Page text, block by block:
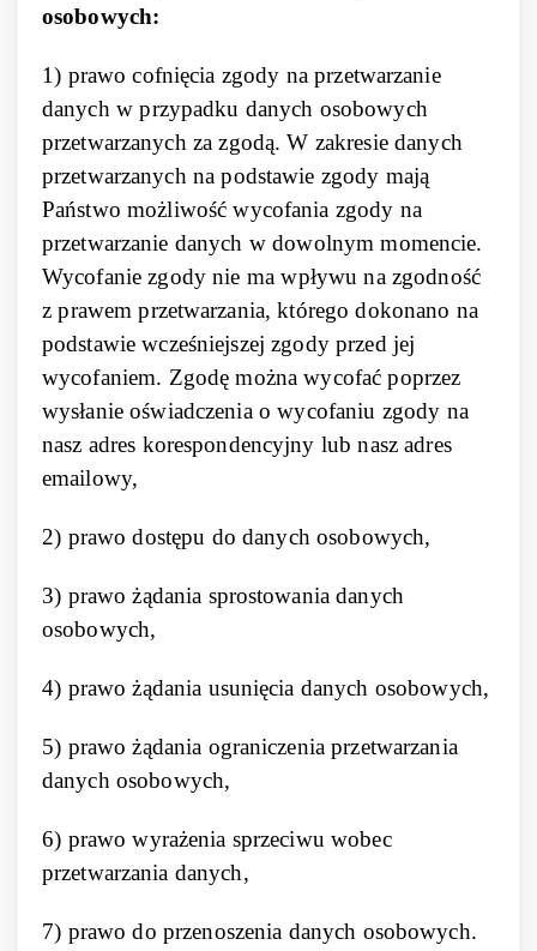
osobowych:
1) prawo cofnięcia zgody na przetwarzanie
danych w przypadku danych osobowych
przetwarzanych za zgodą. W zakresie danych
przetwarzanych na podstawie zgody mają
Państwo możliwość wycofania zgody na
przetwarzanie danych w dowolnym momencie.
Wycofanie zgody nie ma wpływu na zgodność
z prawem przetwarzania, którego dokonano na
podstawie wcześniejszej zgody przed jej
wycofaniem. Zgodę można wycofać poprzez
wysłanie oświadczenia o wycofaniu zgody na
nasz adres korespondencyjny lub nasz adres
emailowy,
2) prawo dostępu do danych osobowych,
3) prawo żądania sprostowania danych
osobowych,
4) prawo żądania usunięcia danych osobowych,
5) prawo żądania ograniczenia przetwarzania
danych osobowych,
6) prawo wyrażenia sprzeciwu wobec
przetwarzania danych,
7) prawo do przenoszenia danych osobowych.